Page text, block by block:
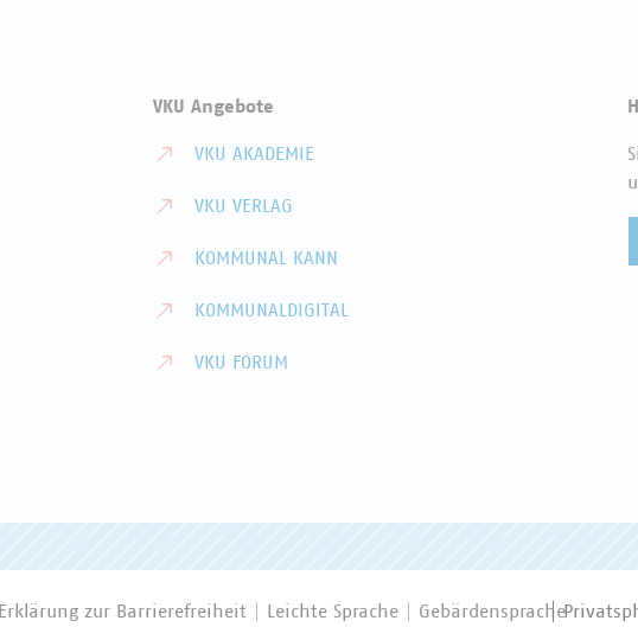
VKU Angebote
VKU AKADEMIE
VKU VERLAG
KOMMUNAL KANN
KOMMUNALDIGITAL
VKU FORUM
Erklärung zur Barrierefreiheit Leichte Sprache Gebärdensprache